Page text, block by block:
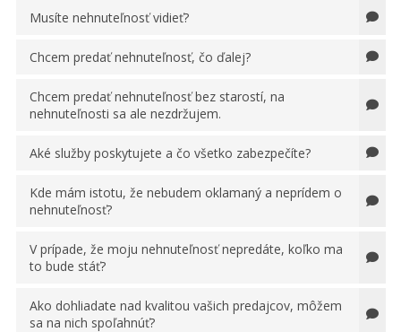
Musíte nehnuteľnosť vidieť?
Chcem predať nehnuteľnosť, čo ďalej?
Chcem predať nehnuteľnosť bez starostí, na
nehnuteľnosti sa ale nezdržujem.
Aké služby poskytujete a čo všetko zabezpečíte?
Kde mám istotu, že nebudem oklamaný a neprídem o
nehnuteľnosť?
V prípade, že moju nehnuteľnosť nepredáte, koľko ma
to bude stáť?
Ako dohliadate nad kvalitou vašich predajcov, môžem
sa na nich spoľahnúť?